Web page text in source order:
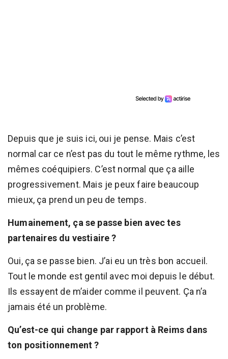
Depuis que je suis ici, oui je pense. Mais c’est
normal car ce n’est pas du tout le même rythme, les
mêmes coéquipiers. C’est normal que ça aille
progressivement. Mais je peux faire beaucoup
mieux, ça prend un peu de temps.
Humainement, ça se passe bien avec tes
partenaires du vestiaire ?
Oui, ça se passe bien. J’ai eu un très bon accueil.
Tout le monde est gentil avec moi depuis le début.
Ils essayent de m’aider comme il peuvent. Ça n’a
jamais été un problème.
Qu’est-ce qui change par rapport à Reims dans
ton positionnement ?